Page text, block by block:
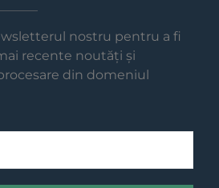
nostru pentru a fi
recente noutăți și
din domeniul